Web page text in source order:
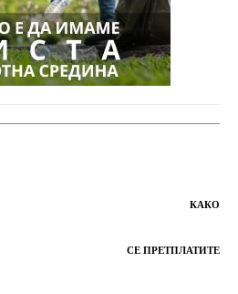
КАКО
СЕ ПРЕТПЛАТИТЕ